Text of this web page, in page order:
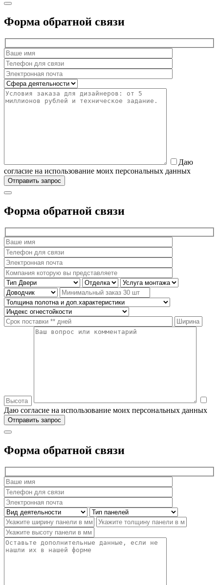
Форма обратной связи
Даю
согласие на использование моих персональных данных
Форма обратной связи
Даю согласие на использование моих персональных данных
Форма обратной связи